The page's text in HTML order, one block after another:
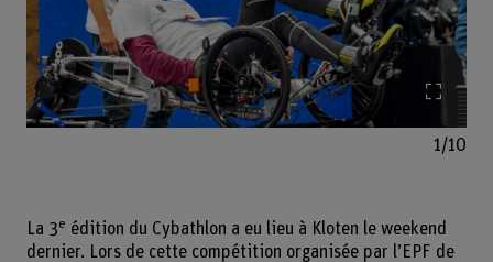
1/10
La 3e édition du Cybathlon a eu lieu à Kloten le weekend
dernier. Lors de cette compétition organisée par l’EPF de